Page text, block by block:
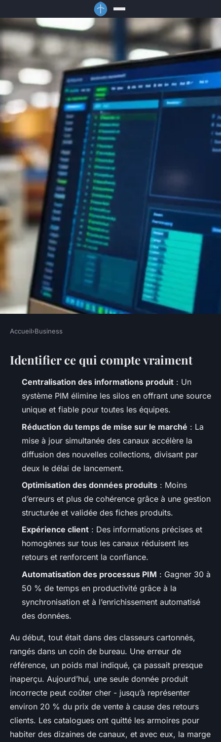
Top 5 avantages du logiciel
PIM pour optimiser vos
données produit
• 02/06/2026 16:22 12 min de lecture
Accueil›Business
Identifier ce qui compte vraiment
Centralisation des informations produit : Un
système PIM élimine les silos en offrant une source
unique et fiable pour toutes les équipes.
Réduction du temps de mise sur le marché : La
mise à jour simultanée des canaux accélère la
diffusion des nouvelles collections, divisant par
deux le délai de lancement.
Optimisation des données produits : Moins
d’erreurs et plus de cohérence grâce à une gestion
structurée et validée des fiches produits.
Expérience client : Des informations précises et
homogènes sur tous les canaux réduisent les
retours et renforcent la confiance.
Automatisation des processus PIM : Gagner 30 à
50 % de temps en productivité grâce à la
synchronisation et à l’enrichissement automatisé
des données.
Au début, tout était dans des classeurs cartonnés,
rangés dans un coin de bureau. Une erreur de
référence, un poids mal indiqué, ça passait presque
inaperçu. Aujourd’hui, une seule donnée produit
incorrecte peut coûter cher - jusqu’à représenter
environ 20 % du prix de vente à cause des retours
clients. Les catalogues ont quitté les armoires pour
habiter des dizaines de canaux, et avec eux, la marge